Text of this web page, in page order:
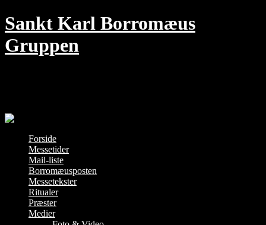
Skip
to
content
Sankt Karl Borromæus
Gruppen
Forside
Messetider
Mail-liste
Borromæusposten
Messetekster
Ritualer
Præster
Medier